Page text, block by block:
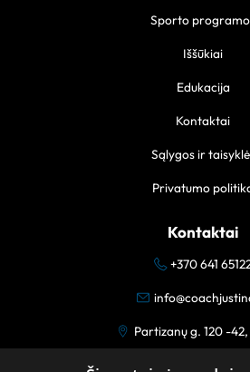
Sporto
Iššūkiai
Edukacija
Kontaktai
Sąlygos ir
Privatumo
Kontaktai
+370 641
Partizanų g. 120 -